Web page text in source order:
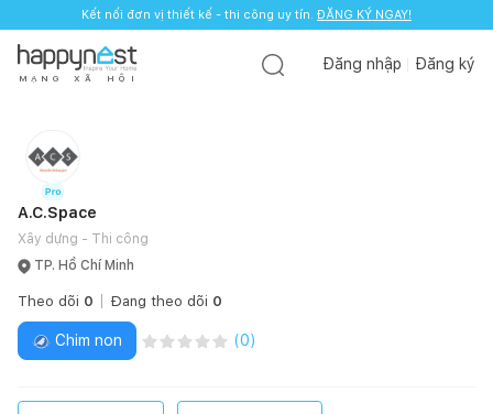
Kết nối đơn vị thiết kế - thi công uy tín. ĐĂNG KÝ NGAY!
M Ạ N G X Ã H Ộ I
Đăng nhập Đăng ký
A.C.Space
Xây dựng - Thi công
TP. Hồ Chí Minh
Theo dõi 0 Đang theo dõi 0
Chim non (0)